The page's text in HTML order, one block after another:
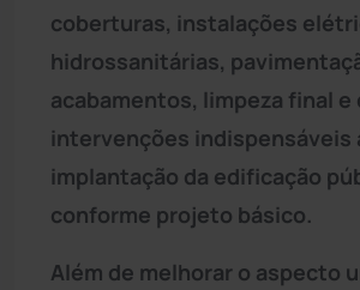
coberturas, instalações
hidrossanitárias,
acabamentos, limpeza final e
intervenções indispensáveis
implantação da edificação
conforme projeto básico.
Além de melhorar o aspecto